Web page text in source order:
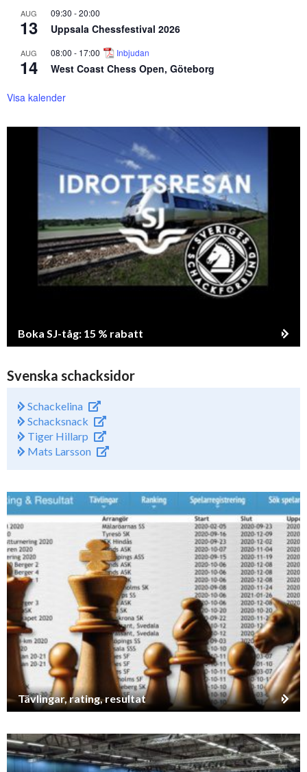
AUG
13
09:30 -20:00
Uppsala Chessfestival 2026
AUG
14
08:00 - 17:00 Inbjudan
West Coast Chess Open, Göteborg
Visa kalender
Boka SJ-tåg: 15 % rabatt
Svenska schacksidor
Schackelina
Schacksnack
Tiger Hillarp
Mats Larsson
Tävlingar, rating, resultat